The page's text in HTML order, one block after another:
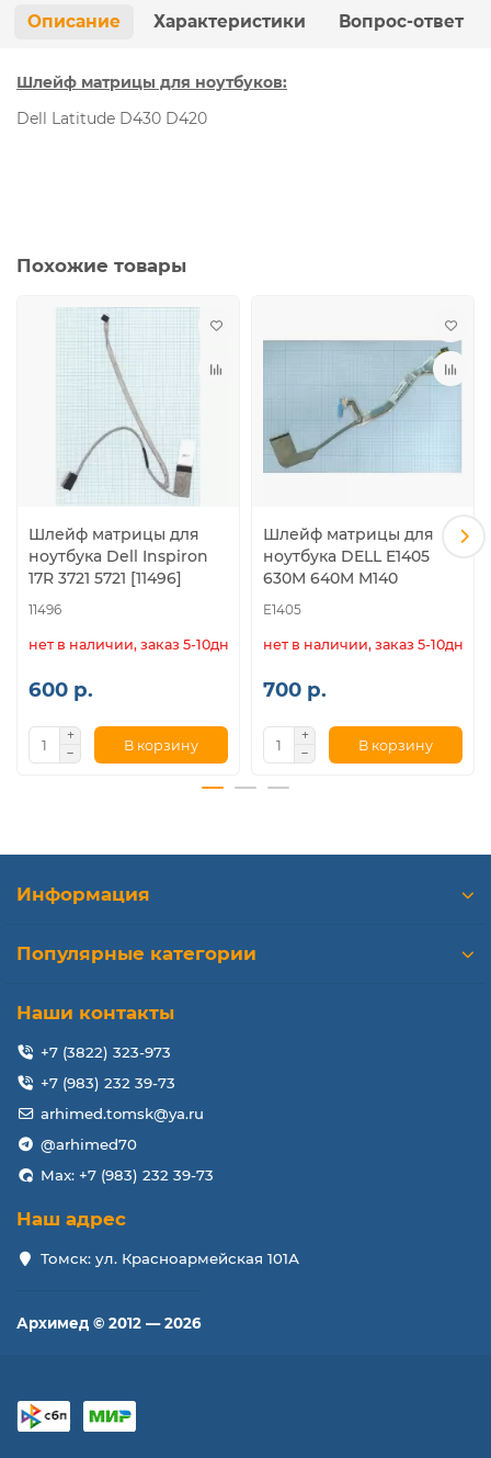
Описание Характеристики Вопрос-ответ
Шлейф матрицы для ноутбуков:
Dell Latitude D430 D420
Похожие товары
Шлейф матрицы для
ноутбука Dell Inspiron
17R 3721 5721 [11496]
11496
нет в наличии, заказ 5-10дн.
600 р.
В корзину
Шлейф матрицы для
ноутбука DELL E1405
630M 640M M140
E1405
нет в наличии, заказ 5-10дн.
700 р.
В корзину
Информация
Популярные категории
Наши контакты
+7 (3822) 323-973
+7 (983) 232 39-73
arhimed.tomsk@ya.ru
@arhimed70
Max: +7 (983) 232 39-73
Наш адрес
Томск: ул. Красноармейская 101А
Архимед © 2012 — 2026